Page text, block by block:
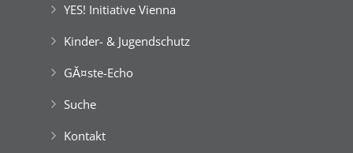
YES! Initiative Vienna
Kinder- & Jugendschutz
GĂ¤ste-Echo
Suche
Kontakt